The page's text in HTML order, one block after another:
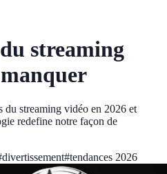
streaming
du streaming vidéo en 2026 et
redefine notre façon de
divertissement#tendances 2026